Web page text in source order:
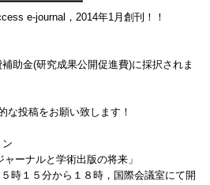
e-journal，2014年1月創刊！！
助金(研究成果公開促進費)に採択されま
な投稿をお願い致します！
ン
ーナルと学術出版の将来」
時１５分から１８時，国際会議室にて開